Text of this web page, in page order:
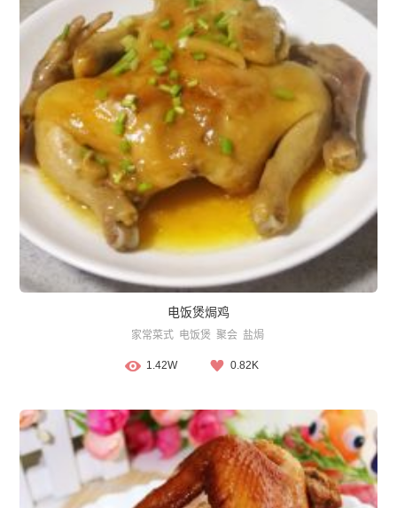
电饭煲焗鸡
家常菜式 电饭煲 聚会 盐焗
1.42W 0.82K